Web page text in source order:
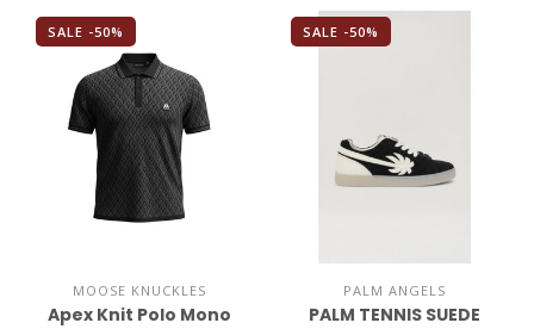
SALE -50%
MOOSE KNUCKLES
Apex Knit Polo Mono
SALE -50%
PALM ANGELS
PALM TENNIS SUEDE